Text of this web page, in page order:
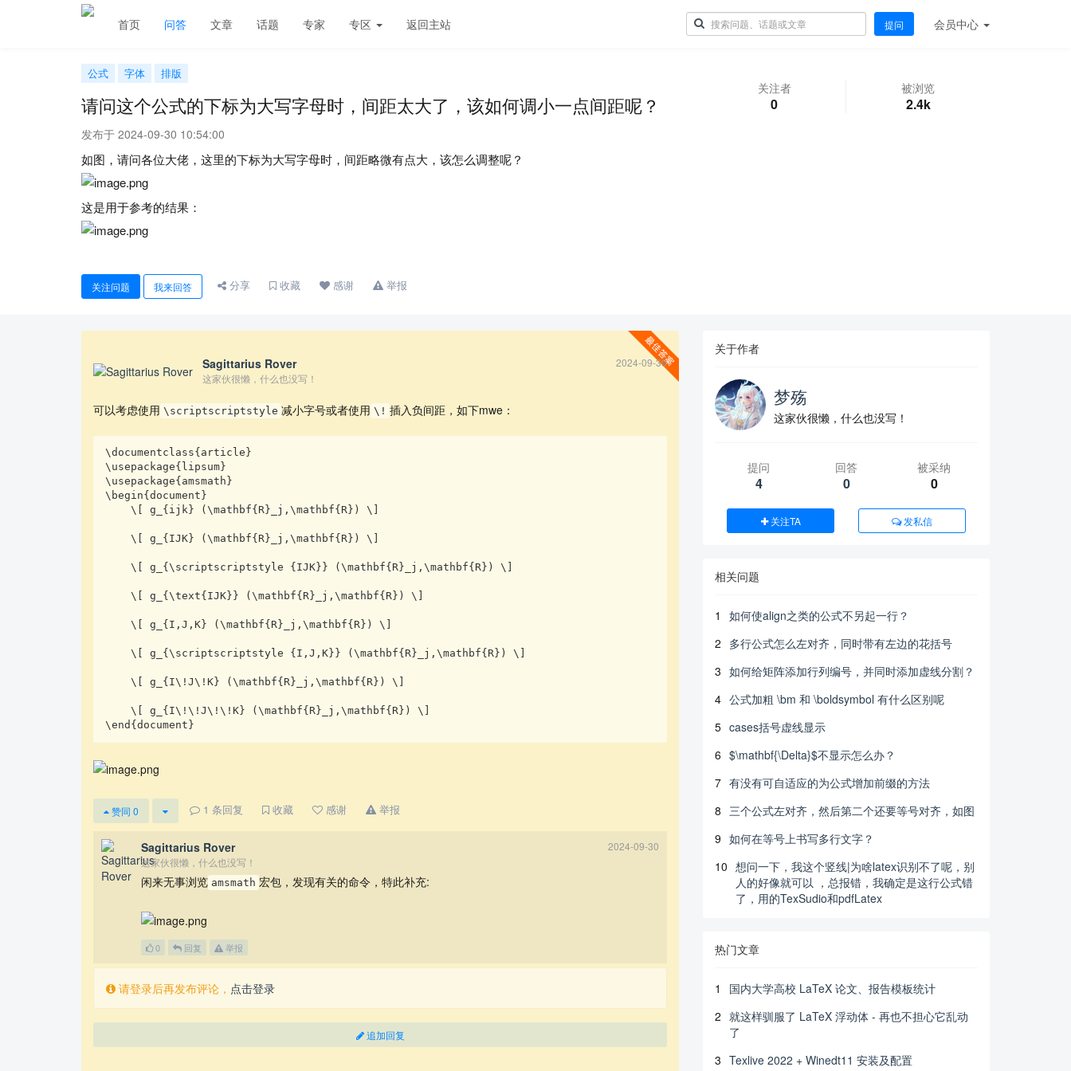
首页 问答 文章 话题 专家 专区 返回主站 提问 会员中心
公式 字体 排版
请问这个公式的下标为大写字母时，间距太大了，该如何调小一点间距呢？
发布于 2024-09-30 10:54:00
如图，请问各位大佬，这里的下标为大写字母时，间距略微有点大，该怎么调整呢？
这是用于参考的结果：
查看更多
关注者
0
被浏览
2.4k
关注问题 我来回答 分享 收藏 感谢 举报
Sagittarius Rover
2024-09-30
这家伙很懒，什么也没写！
可以考虑使用 \scriptscriptstyle 减小字号或者使用 \! 插入负间距，如下mwe：
\documentclass{article}
\usepackage{lipsum}
\usepackage{amsmath}
\begin{document}
    \[ g_{ijk} (\mathbf{R}_j,\mathbf{R}) \]
    \[ g_{IJK} (\mathbf{R}_j,\mathbf{R}) \]
    \[ g_{\scriptscriptstyle {IJK}} (\mathbf{R}_j,\mathbf{R}) \]
    \[ g_{\text{IJK}} (\mathbf{R}_j,\mathbf{R}) \]
    \[ g_{I,J,K} (\mathbf{R}_j,\mathbf{R}) \]
    \[ g_{\scriptscriptstyle {I,J,K}} (\mathbf{R}_j,\mathbf{R}) \]
    \[ g_{I\!J\!K} (\mathbf{R}_j,\mathbf{R}) \]
    \[ g_{I\!\!J\!\!K} (\mathbf{R}_j,\mathbf{R}) \]
\end{document}
赞同 0 1 条回复 收藏 感谢 举报
Sagittarius Rover
2024-09-30
这家伙很懒，什么也没写！
闲来无事浏览 amsmath 宏包，发现有关的命令，特此补充:
0 回复 举报
请登录后再发布评论， 点击登录
追加回复
关于作者
梦殇
这家伙很懒，什么也没写！
提问
4
回答
0
被采纳
0
关注TA 发私信
相关问题
1
如何使align之类的公式不另起一行？
2 多行公式怎么左对齐，同时带有左边的花括号
3 如何给矩阵添加行列编号，并同时添加虚线分割？
4 公式加粗 \bm 和 \boldsymbol 有什么区别呢
5 cases括号虚线显示
6 $\mathbf{\Delta}$不显示怎么办？
7 有没有可自适应的为公式增加前缀的方法
8 三个公式左对齐，然后第二个还要等号对齐，如图
9 如何在等号上书写多行文字？
10 想问一下，我这个竖线|为啥latex识别不了呢，别
人的好像就可以 ，总报错，我确定是这行公式错
了，用的TexSudio和pdfLatex
热门文章
1
国内大学高校 LaTeX 论文、报告模板统计
2 就这样驯服了 LaTeX 浮动体 - 再也不担心它乱动
了
3 Texlive 2022 + Winedt11 安装及配置